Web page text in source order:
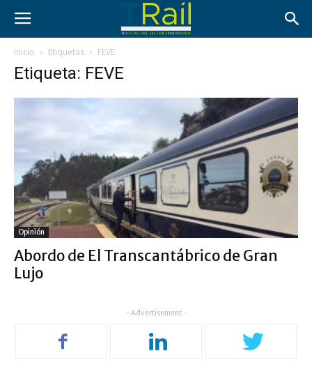
Inicio Etiquetas FEVE
Etiqueta: FEVE
Opinión
Abordo de El Transcantábrico de Gran
Lujo
- Advertisement -